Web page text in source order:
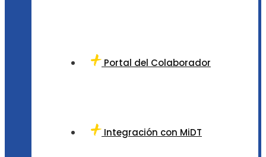
Portal del Colaborador
Integración con MiDT